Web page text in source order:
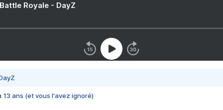
Royale - DayZ
13 ans (et vous l'avez ignoré)